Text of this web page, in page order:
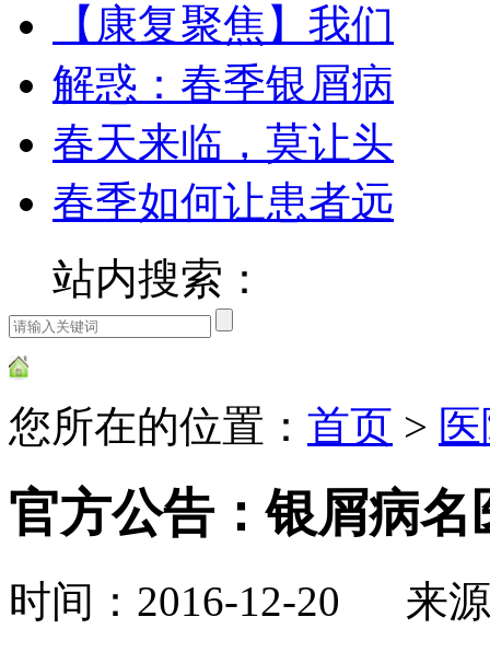
【康复聚焦】我们
解惑：春季银屑病
春天来临，莫让头
春季如何让患者远
站内搜索：
您所在的位置： 首页 >
官方公告：银屑病
时间：2016-12-20 来